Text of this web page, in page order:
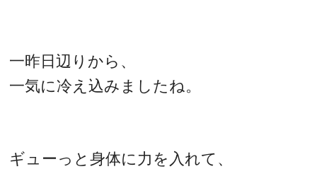
一昨日辺りから、
一気に冷え込みましたね。
ギューっと身体に力を入れて、